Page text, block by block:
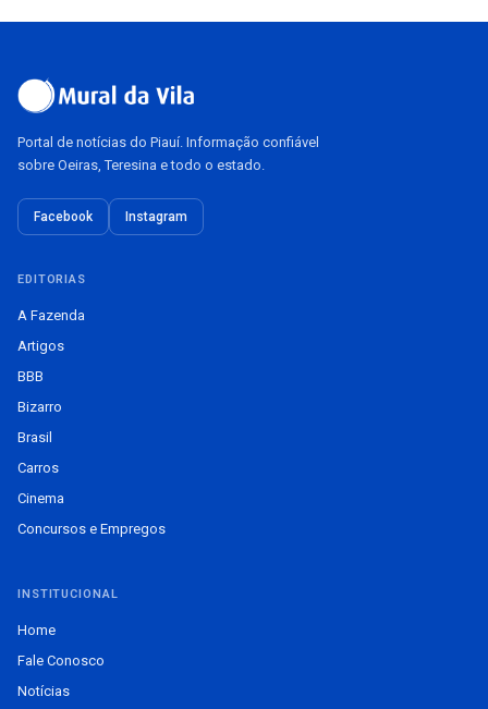
Portal de notícias do Piauí. Informação confiável
sobre Oeiras, Teresina e todo o estado.
Facebook Instagram
EDITORIAS
A Fazenda
Artigos
BBB
Bizarro
Brasil
Carros
Cinema
Concursos e Empregos
INSTITUCIONAL
Home
Fale Conosco
Notícias